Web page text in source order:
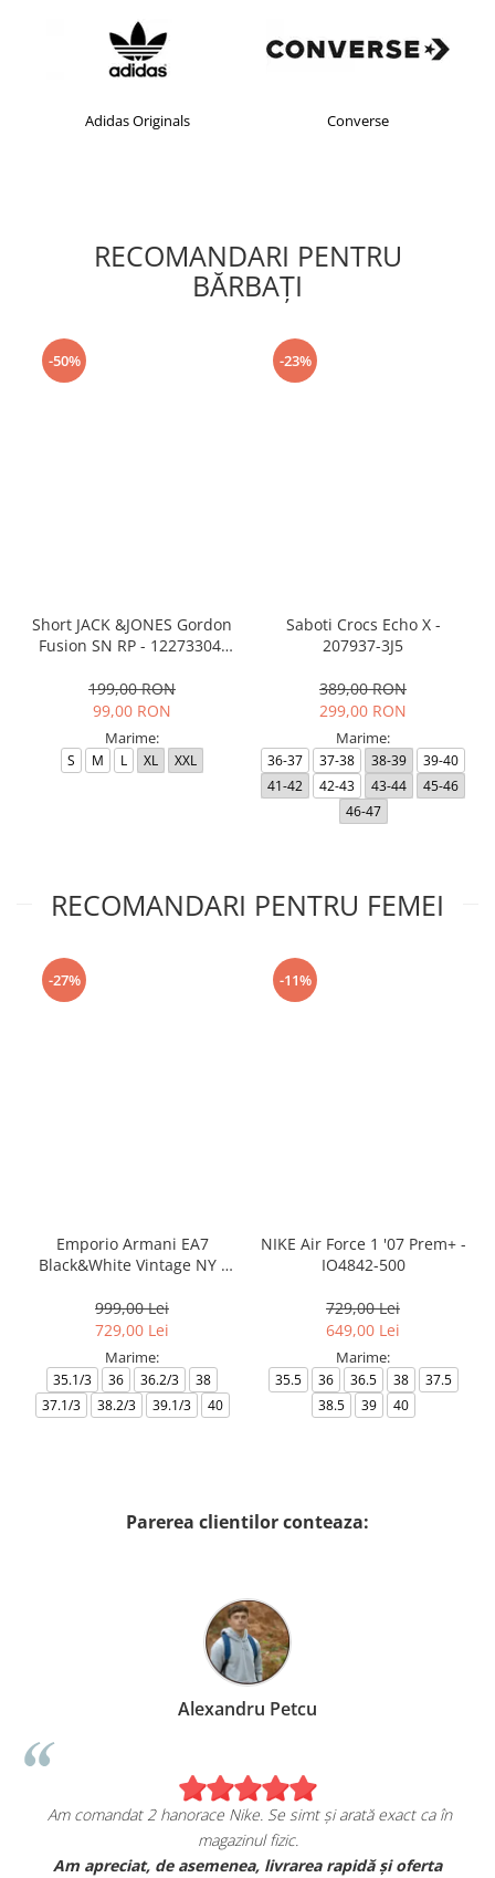
Adidas Originals Converse
RECOMANDARI PENTRU
BĂRBAŢI
-50%
Short JACK &JONES Gordon
Fusion SN RP - 12273304-
199,00 RON
99,00 RON
Marime:
S M L XL XXL
-23%
Saboti Crocs Echo X -
207937-3J5
389,00 RON
299,00 RON
Marime:
36-37 37-38 38-39
39-40
41-42
42-43 43-44
45-46
46-47
RECOMANDARI PENTRU FEMEI
-27%
Emporio Armani EA7
Black&White Vintage NY -
999,00 Lei
729,00 Lei
Marime:
35.1/3 36 36.2/3
38
37.1/3
38.2/3 39.1/3 40
-11%
NIKE Air Force 1 '07 Prem+ -
IO4842-500
729,00 Lei
649,00 Lei
Marime:
35.5 36 36.5 38
37.5
38.5
39 40
Parerea clientilor conteaza:
Alexandru Petcu
Am comandat 2 hanorace Nike. Se simt și arată exact ca în
magazinul fizic.
Am apreciat, de asemenea, livrarea rapidă și oferta